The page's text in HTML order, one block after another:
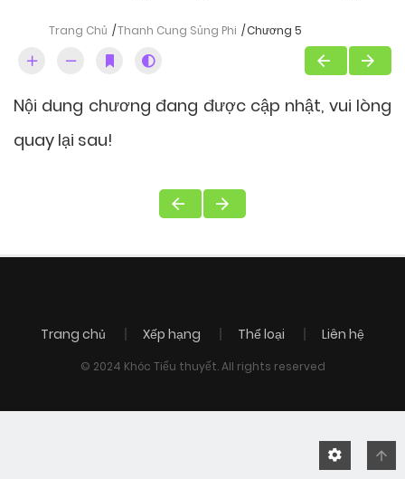
Trang Chủ Thanh Cung Sủng Phi Chương 5
Nội dung chương đang được cập nhật, vui lòng
quay lại sau!
Trang chủ Xếp hạng Thể loại Liên hệ
© 2024 Khóc Tiểu thuyết. All rights reserved